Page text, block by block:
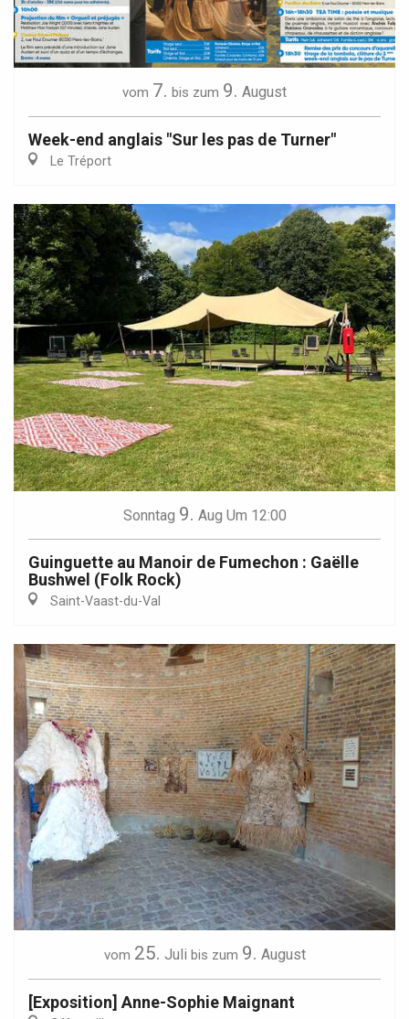
vom 7. bis zum 9. August
Week-end anglais "Sur les pas de Turner"
Le Tréport
Sonntag 9. Aug Um 12:00
Guinguette au Manoir de Fumechon : Gaëlle
Bushwel (Folk Rock)
Saint-Vaast-du-Val
vom 25. Juli bis zum 9. August
[Exposition] Anne-Sophie Maignant